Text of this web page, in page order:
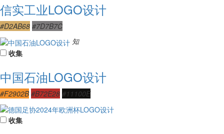
信实工业LOGO设计
#D2AB68 #7D7B7C
知
收集
中国石油LOGO设计
#F2902B #B72E28 #11100E
收集